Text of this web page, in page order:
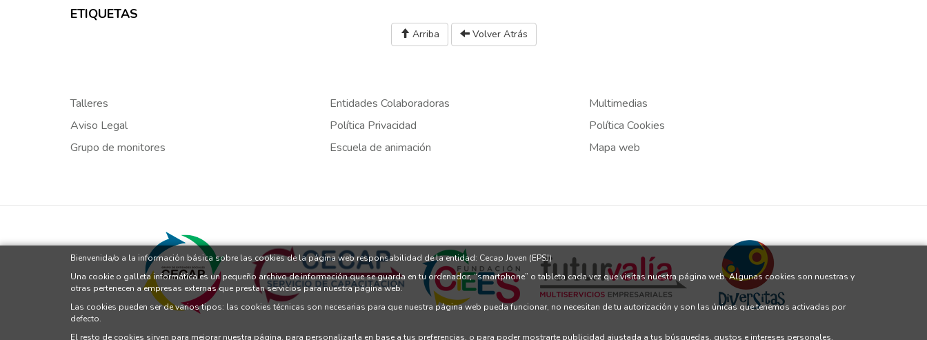
ETIQUETAS
Arriba Volver Atrás
Talleres Entidades Colaboradoras
Multimedias
Aviso Legal
Política Privacidad
Política Cookies
Grupo de monitores
Escuela de animación Mapa web
Bienvenida/o a la información básica sobre las cookies de la página web responsabilidad de la entidad: Cecap Joven (EPSJ)
Una cookie o galleta informática es un pequeño archivo de información que se guarda en tu ordenador, “smartphone” o tableta cada vez que visitas nuestra página web. Algunas cookies son nuestras y
otras pertenecen a empresas externas que prestan servicios para nuestra página web.
Las cookies pueden ser de varios tipos: las cookies técnicas son necesarias para que nuestra página web pueda funcionar, no necesitan de tu autorización y son las únicas que tenemos activadas por
defecto.
El resto de cookies sirven para mejorar nuestra página, para personalizarla en base a tus preferencias, o para poder mostrarte publicidad ajustada a tus búsquedas, gustos e intereses personales.